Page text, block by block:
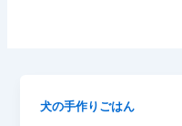
犬の手作りごはん